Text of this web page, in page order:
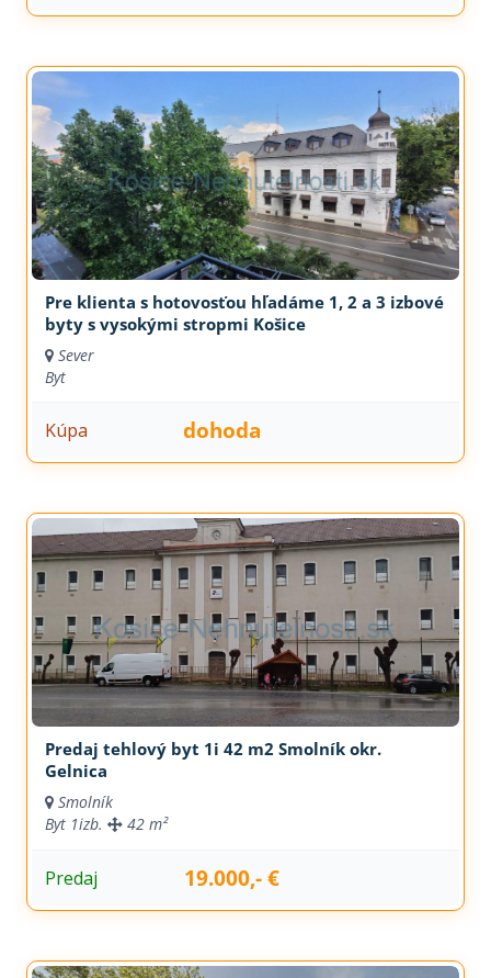
Pre klienta s hotovosťou hľadáme 1, 2 a 3 izbové
byty s vysokými stropmi Košice
Sever
Byt
Kúpa dohoda
Predaj tehlový byt 1i 42 m2 Smolník okr.
Gelnica
Smolník
Byt 1izb. 42 m²
Predaj 19.000,- €